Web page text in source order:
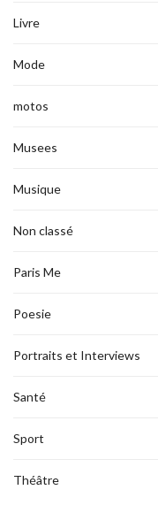
Livre
Mode
motos
Musees
Musique
Non classé
Paris Me
Poesie
Portraits et Interviews
Santé
Sport
Théâtre